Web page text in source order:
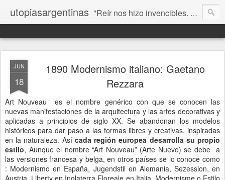
utopiasargentinas "Reír nos hizo invencibles. No como los que siempre ganan, sino como aquellos que no se rinden”. Frida Kahlo
JUN
18
1890 Modernismo italiano: Gaetano
Rezzara
Art Nouveau es el nombre genérico con que se conocen las
nuevas manifestaciones de la arquitectura y las artes decorativas y
aplicadas a principios de siglo XX. Se abandonan los modelos
históricos para dar paso a las formas libres y creativas, inspiradas
en la naturaleza. Así cada región europea desarrolla su propio
estilo, Aunque el nombre “Art Nouveau” (Arte Nuevo) se debe a
las versiones francesa y belga, en otros países se lo conoce como
: Modernismo en España, Jugendstil en Alemania, Sezession, en
Austria, Liberty en Inglaterra,Floreale en Italia, Modernisme o Estilo